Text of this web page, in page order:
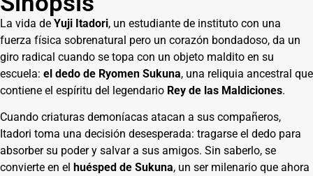
La vida de Yuji Itadori, un estudiante de instituto con una
fuerza física sobrenatural pero un corazón bondadoso, da un
giro radical cuando se topa con un objeto maldito en su
escuela: el dedo de Ryomen Sukuna, una reliquia ancestral que
contiene el espíritu del legendario Rey de las Maldiciones.
Cuando criaturas demoníacas atacan a sus compañeros,
Itadori toma una decisión desesperada: tragarse el dedo para
absorber su poder y salvar a sus amigos. Sin saberlo, se
convierte en el huésped de Sukuna, un ser milenario que ahora